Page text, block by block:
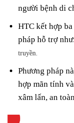
người bệnh di
HTC kết hợp
pháp hỗ trợ
truyền.
Phương pháp
hợp mãn tính
xâm lấn, an